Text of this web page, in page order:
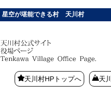
星空が堪能できる村 天川村
天
天川村HPトップへ